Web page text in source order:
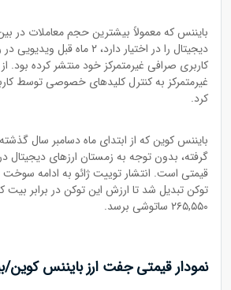
بایننس که معمولاً بیشترین حجم معاملات در
دیجیتال را در اختیار دارد، ۲
کاربری صرافی غیرمتمرکز خود منتشر کرده
غیرمتمرکز به کنترل کلیدهای خصوصی توسط
کرد.
بایننس کوین که از ابتدای ماه دسامبر سال
گرفته، بدون توجه به زمستان ارزهای دیجیتال
قیمتی است. انتشار توییت ژائو به ادامه
توکن تبدیل شد تا ارزش این توکن در برابر بیت
۲۶۵,۵۵۰ ساتوشی برسد.
نمودار قیمتی جفت ارز بایننس